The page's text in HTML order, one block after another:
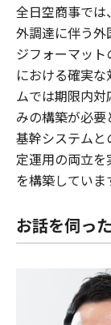
全日空商事で
外調達に伴う外
ジフォーマッ
における確実
ムでは期限内
みの構築が必要
基幹システム
定運用の両立
を構築していま
お話を伺っ